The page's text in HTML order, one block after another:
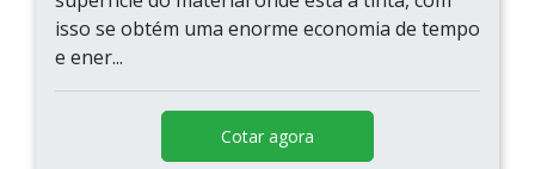
isso se obtém uma enorme economia de tempo
e ener...
Cotar agora